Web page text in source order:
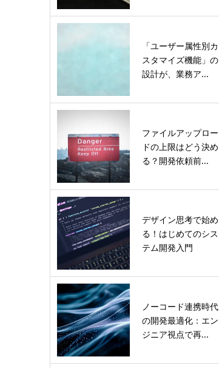
「ユーザー属性別カ
スタマイズ機能」の
設計が、業務ア...
ファイルアップロー
ドの上限はどう決め
る？開発依頼前...
デザイン思考で始め
る！はじめてのシス
テム開発入門
ノーコード連携時代
の開発最適化：エン
ジニア視点で再...